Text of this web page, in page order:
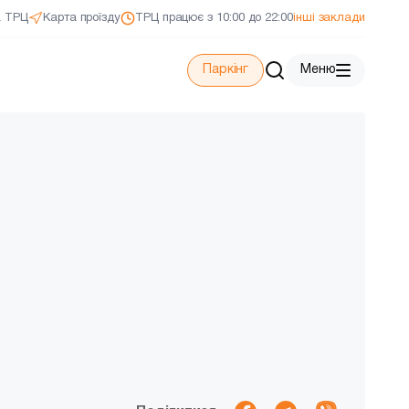
ТРЦ Карта проїзду ТРЦ працює з 10:00 до 22:00інші заклади
Паркінг Меню